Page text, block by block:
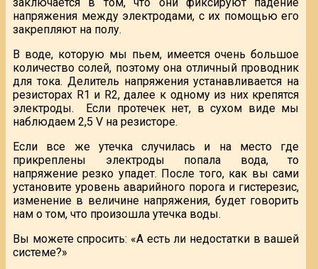
напряжения между электродами, с их помощью его
закрепляют на полу.
В воде, которую мы пьем, имеется очень большое
количество солей, поэтому она отличный проводник
для тока. Делитель напряжения устанавливается на
резисторах R1 и R2, далее к одному из них крепятся
электроды. Если протечек нет, в сухом виде мы
наблюдаем 2,5 V на резисторе.
Если все же утечка случилась и на место где
прикреплены электроды попала вода, то
напряжение резко упадет. После того, как вы сами
установите уровень аварийного порога и гистерезис,
изменение в величине напряжения, будет говорить
нам о том, что произошла утечка воды.
Вы можете спросить: «А есть ли недостатки в вашей
системе?»